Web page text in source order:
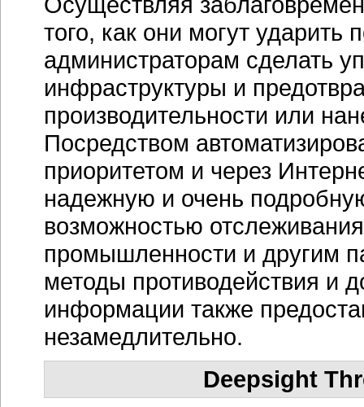
того, как они могут ударить
администраторам сделать
инфраструктуры и
производительности или
Посредством
приоритетом и через
надежную и очень
возможностью
промышленности и другим
методы противодействия и
информации также
незамедлительно.
Deepsight